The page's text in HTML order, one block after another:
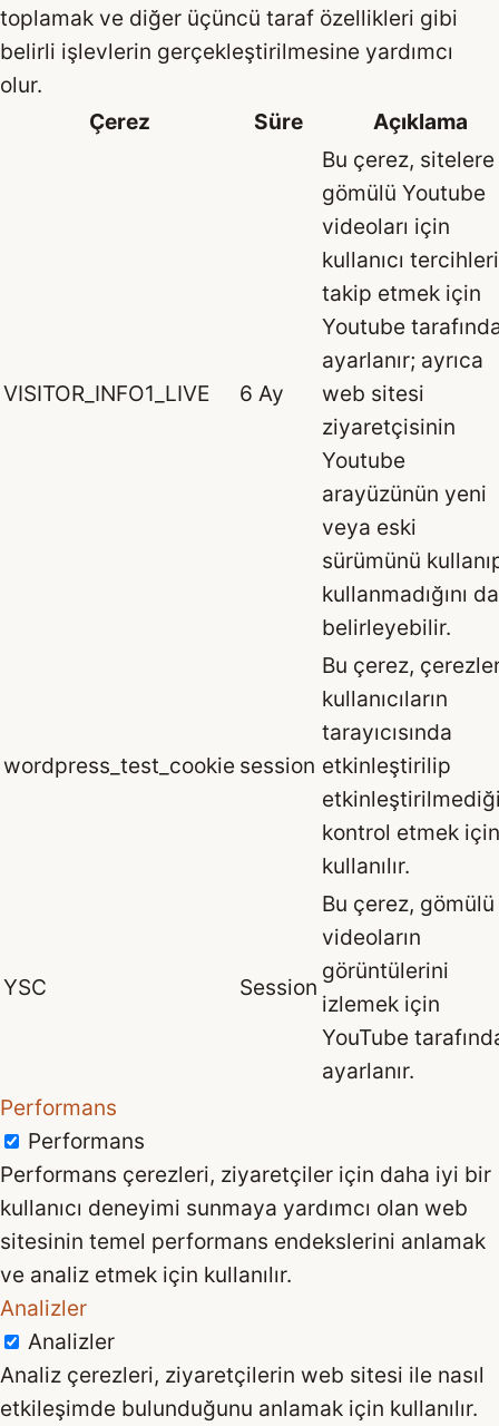
toplamak ve diğer üçüncü taraf özellikleri gibi
belirli işlevlerin gerçekleştirilmesine yardımcı
olur.
Çerez
Süre Açıklama
VISITOR_INFO1_LIVE 6 Ay
Bu çerez, sitelere
gömülü Youtube
videoları için
kullanıcı
takip etmek için
Youtube
ayarlanır; ayrıca
web sitesi
ziyaretçisinin
Youtube
arayüzünün yeni
veya eski
sürümünü
kullanmadığını da
belirleyebilir.
wordpress_test_cookie session
Bu çerez,
kullanıcıların
tarayıcısında
etkinleştirilip
kontrol etmek için
kullanılır.
YSC Session
Bu çerez, gömülü
videoların
görüntülerini
izlemek için
YouTube
ayarlanır.
Performans
Performans
Performans çerezleri, ziyaretçiler için daha iyi bir
kullanıcı deneyimi sunmaya yardımcı olan web
sitesinin temel performans endekslerini anlamak
ve analiz etmek için kullanılır.
Analizler
Analizler
Analiz çerezleri, ziyaretçilerin web sitesi ile nasıl
etkileşimde bulunduğunu anlamak için kullanılır.